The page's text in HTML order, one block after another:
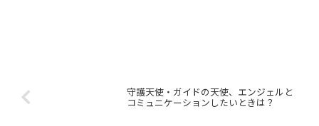
守護天使・ガイドの天使、エンジェルと
コミュニケーションしたいときは？